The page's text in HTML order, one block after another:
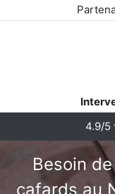
4.9/5
Besoin
cafards au